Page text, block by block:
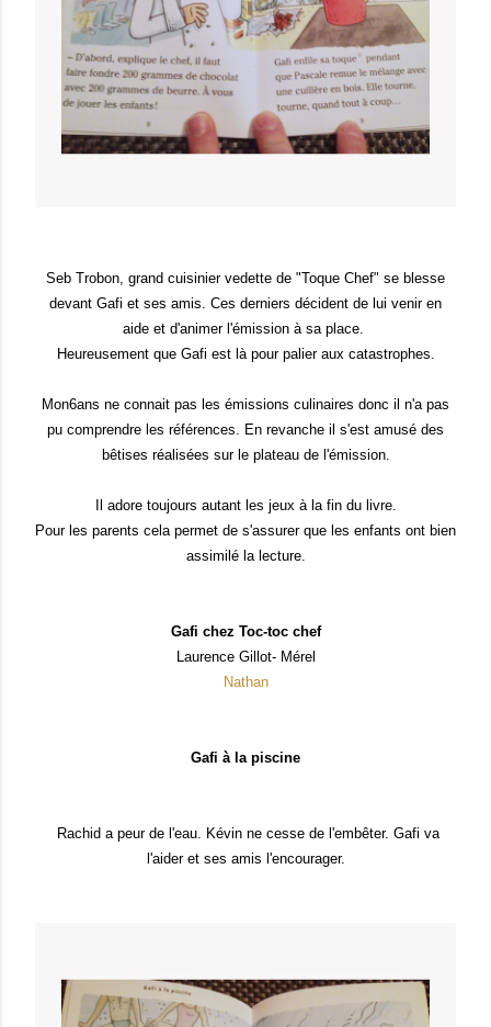
Seb Trobon, grand cuisinier vedette de "Toque Chef" se blesse
devant Gafi et ses amis. Ces derniers décident de lui venir en
aide et d'animer l'émission à sa place.
Heureusement que Gafi est là pour palier aux catastrophes.
Mon6ans ne connait pas les émissions culinaires donc il n'a pas
pu comprendre les références. En revanche il s'est amusé des
bêtises réalisées sur le plateau de l'émission.
Il adore toujours autant les jeux à la fin du livre.
Pour les parents cela permet de s'assurer que les enfants ont bien
assimilé la lecture.
Gafi chez Toc-toc chef
Laurence Gillot- Mérel
Nathan
Gafi à la piscine
Rachid a peur de l'eau. Kévin ne cesse de l'embêter. Gafi va
l'aider et ses amis l'encourager.